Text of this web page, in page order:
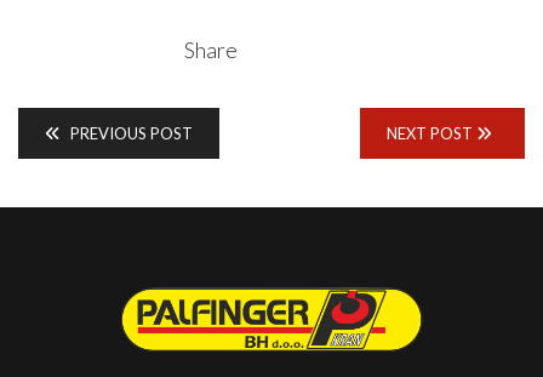
Share
PREVIOUS POST NEXT POST